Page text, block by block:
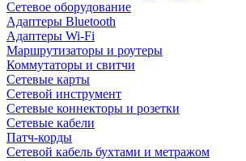
Сетевое оборудование
Адаптеры Bluetooth
Адаптеры Wi-Fi
Маршрутизаторы и роутеры
Коммутаторы и свитчи
Сетевые карты
Сетевой инструмент
Сетевые коннекторы и розетки
Сетевые кабели
Патч-корды
Сетевой кабель бухтами и метражом